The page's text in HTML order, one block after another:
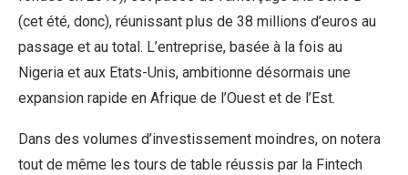
(cet été, donc), réunissant plus de 38 millions d’euros au
passage et au total. L’entreprise, basée à la fois au
Nigeria et aux Etats-Unis, ambitionne désormais une
expansion rapide en Afrique de l’Ouest et de l’Est.
Dans des volumes d’investissement moindres, on notera
tout de même les tours de table réussis par la Fintech